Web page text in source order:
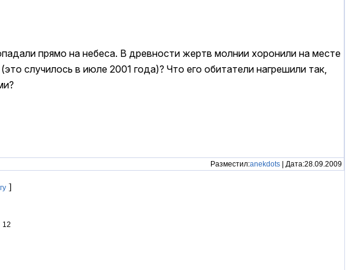
прямо на небеса. В древности жертв молнии хоронили на месте
случилось в июле 2001 года)? Что его обитатели нагрешили так,
Разместил:anekdots | Дата:28.09.2009
]
12